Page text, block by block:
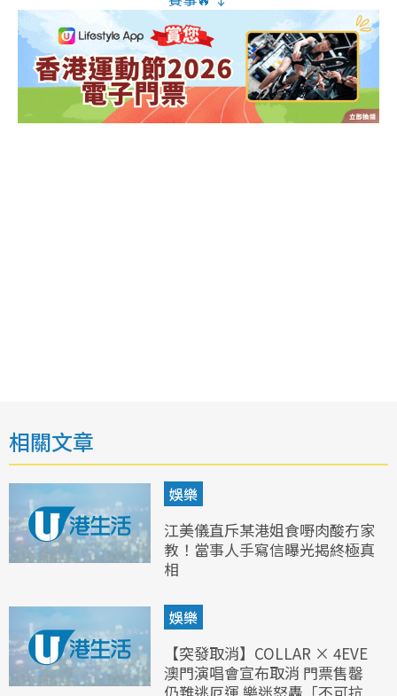
相關文章
娛樂
江美儀直斥某港姐食嘢肉酸冇家
教！當事人手寫信曝光揭終極真
相
娛樂
【突發取消】COLLAR × 4EVE
澳門演唱會宣布取消 門票售罄